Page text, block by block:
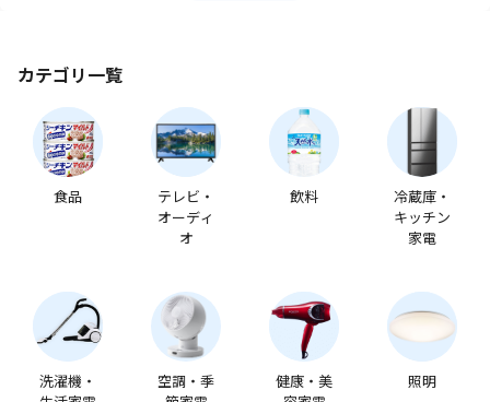
カテゴリ一覧
食品
テレビ・
オーディ
オ
飲料
冷蔵庫・
キッチン
家電
洗濯機・
空調・季
健康・美
照明